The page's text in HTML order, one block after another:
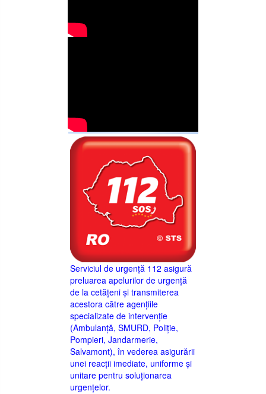
Serviciul de urgență 112 asigură
preluarea apelurilor de urgență
de la cetățeni și transmiterea
acestora către agențiile
specializate de intervenție
(Ambulanță, SMURD, Poliție,
Pompieri, Jandarmerie,
Salvamont), în vederea asigurării
unei reacții imediate, uniforme și
unitare pentru soluționarea
urgențelor.